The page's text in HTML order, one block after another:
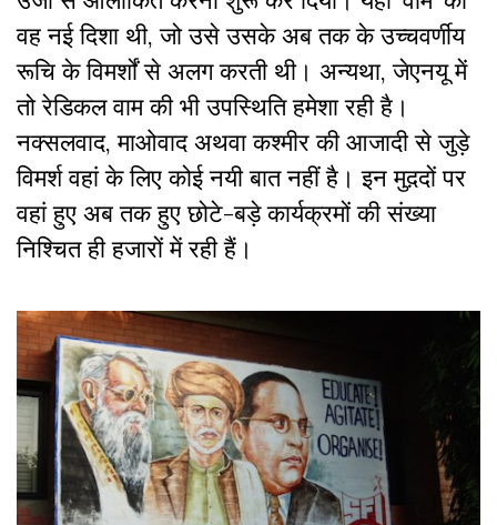
वह नई दिशा थी, जो उसे उसके अब तक के उच्चवर्णीय
रूचि के विमर्शों से अलग करती थी। अन्यथा, जेएनयू में
तो रेडिकल वाम की भी उपस्थिति हमेशा रही है।
नक्सलवाद, माओवाद अथवा कश्मीर की आजादी से जुड़े
विमर्श वहां के लिए कोई नयी बात नहीं है। इन मुद़दों पर
वहां हुए अब तक हुए छोटे-बड़े कार्यक्रमों की संख्या
निश्चित ही हजारों में रही हैं।